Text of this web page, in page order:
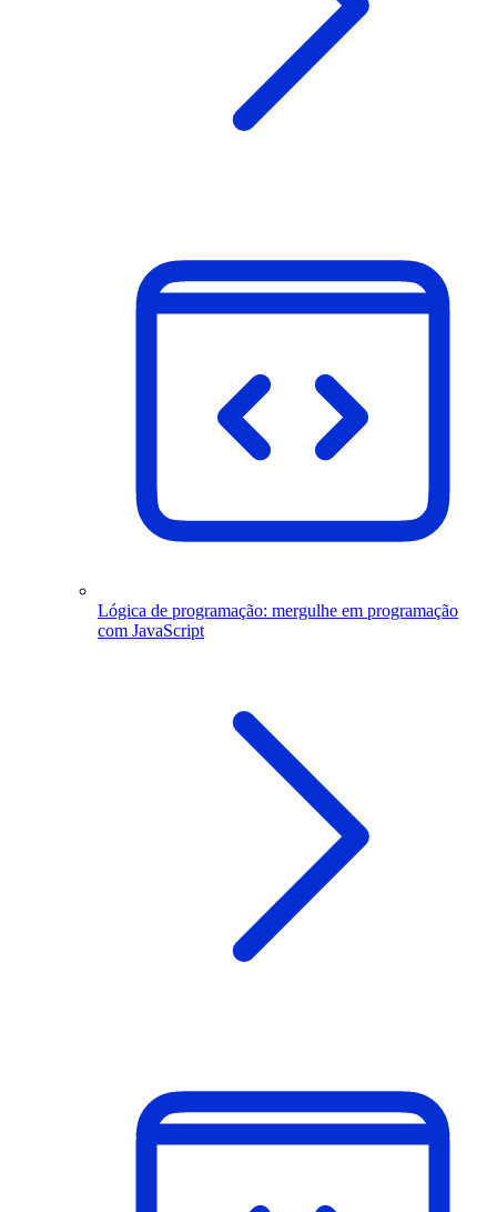
Lógica de programação: mergulhe em programação
com JavaScript